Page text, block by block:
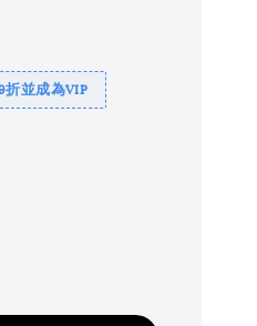
折並成為VIP